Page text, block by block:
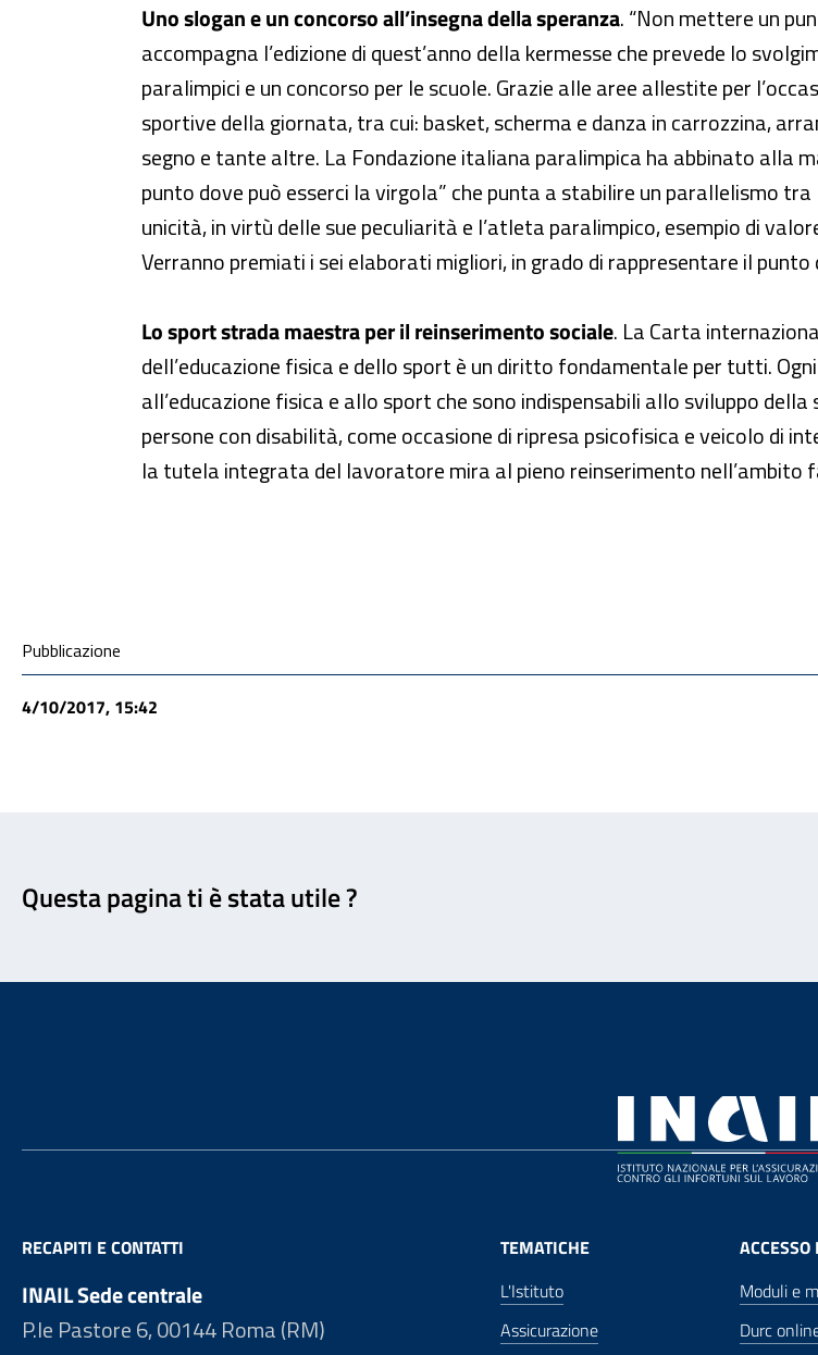
Uno slogan e un concorso all’insegna della speranza. “Non mettere un
accompagna l’edizione di quest’anno della kermesse che prevede lo
paralimpici e un concorso per le scuole. Grazie alle aree allestite per
sportive della giornata, tra cui: basket, scherma e danza in carrozzina,
segno e tante altre. La Fondazione italiana paralimpica ha abbinato alla
punto dove può esserci la virgola” che punta a stabilire un parallelismo
unicità, in virtù delle sue peculiarità e l’atleta paralimpico, esempio di
Verranno premiati i sei elaborati migliori, in grado di rappresentare il
Lo sport strada maestra per il reinserimento sociale. La Carta
dell’educazione fisica e dello sport è un diritto fondamentale per tutti.
all’educazione fisica e allo sport che sono indispensabili allo sviluppo
persone con disabilità, come occasione di ripresa psicofisica e veicolo di
la tutela integrata del lavoratore mira al pieno reinserimento nell’ambito
Condivisione social
Pubblicazione
4/10/2017, 15:42
Questa pagina ti è stata utile ?
RECAPITI E CONTATTI
INAIL Sede centrale
P.le Pastore 6, 00144 Roma (RM)
TEMATICHE
L'Istituto
Assicurazione
Moduli e
Durc